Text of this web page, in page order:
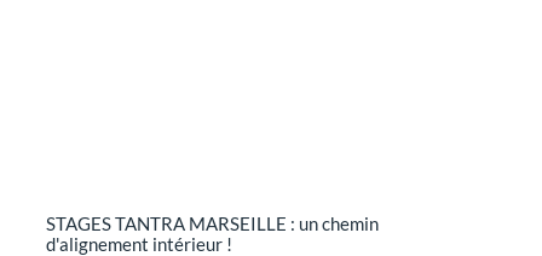
STAGES TANTRA MARSEILLE : un chemin
d'alignement intérieur !